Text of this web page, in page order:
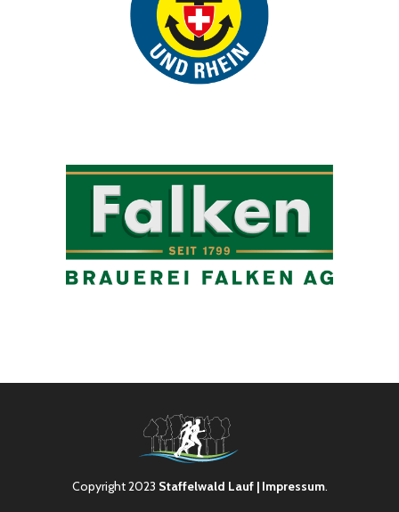
Copyright 2023 Staffelwald Lauf| Impressum.